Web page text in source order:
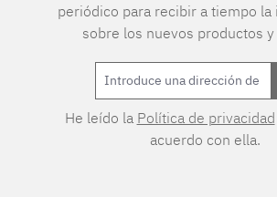
periódico para recibir a tiempo la
sobre los nuevos productos
He leído la Política de privacidad
acuerdo con ella.